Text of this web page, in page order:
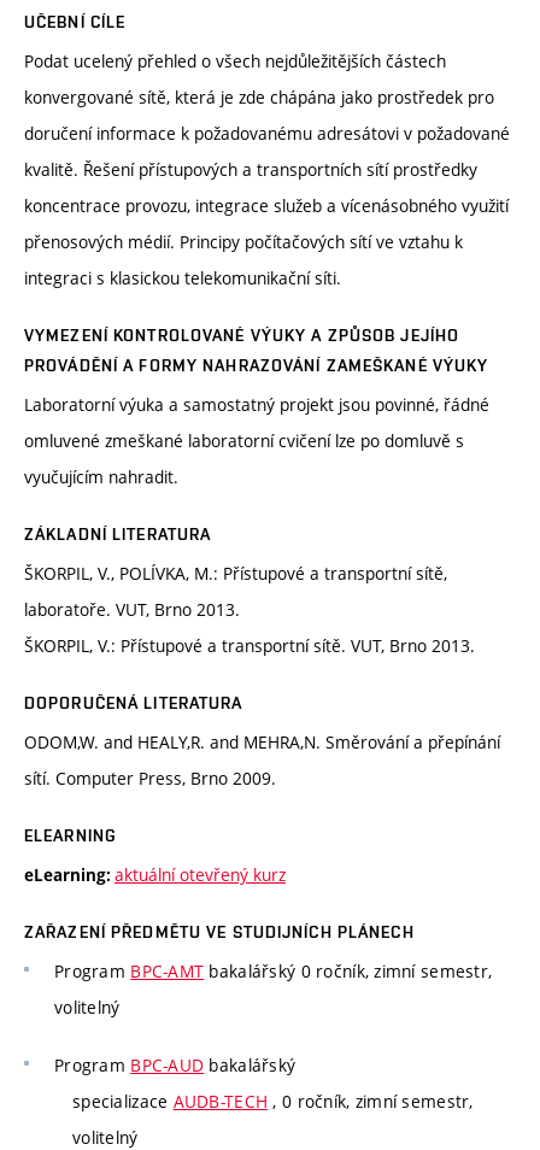
UČEBNÍ CÍLE
Podat ucelený přehled o všech nejdůležitějších částech
konvergované sítě, která je zde chápána jako prostředek pro
doručení informace k požadovanému adresátovi v požadované
kvalitě. Řešení přístupových a transportních sítí prostředky
koncentrace provozu, integrace služeb a vícenásobného využití
přenosových médií. Principy počítačových sítí ve vztahu k
integraci s klasickou telekomunikační síti.
VYMEZENÍ KONTROLOVANÉ VÝUKY A ZPŮSOB JEJÍHO
PROVÁDĚNÍ A FORMY NAHRAZOVÁNÍ ZAMEŠKANÉ VÝUKY
Laboratorní výuka a samostatný projekt jsou povinné, řádné
omluvené zmeškané laboratorní cvičení lze po domluvě s
vyučujícím nahradit.
ZÁKLADNÍ LITERATURA
ŠKORPIL, V., POLÍVKA, M.: Přístupové a transportní sítě,
laboratoře. VUT, Brno 2013.
ŠKORPIL, V.: Přístupové a transportní sítě. VUT, Brno 2013.
DOPORUČENÁ LITERATURA
ODOM,W. and HEALY,R. and MEHRA,N. Směrování a přepínání
sítí. Computer Press, Brno 2009.
ELEARNING
eLearning: aktuální otevřený kurz
ZAŘAZENÍ PŘEDMĚTU VE STUDIJNÍCH PLÁNECH
Program BPC-AMT bakalářský 0 ročník, zimní semestr,
volitelný
Program BPC-AUD bakalářský
specializace AUDB-TECH , 0 ročník, zimní semestr,
volitelný